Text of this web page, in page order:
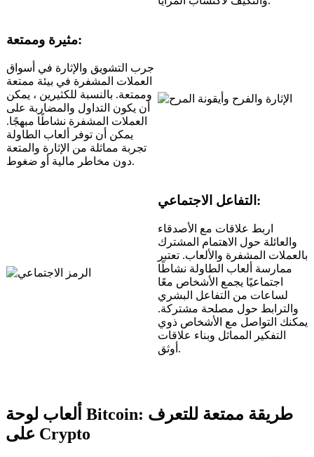
مثيرة وممتعة:
جرب التشويق والإثارة في أسواق
العملات المشفرة في بيئة ممتعة
وممتعة. بالنسبة للكثيرين ، يمكن
أن يكون التداول والمضاربة على
العملات المشفرة نشاطًا مبهجًا.
يمكن أن توفر ألعاب الطاولة
تجربة مماثلة من الإثارة والمتعة
دون مخاطر مالية أو ضغوط.
التفاعل الاجتماعي:
اربط علاقات مع الأصدقاء
والعائلة حول الاهتمام المشترك
بالعملات المشفرة والألعاب. تعتبر
ممارسة ألعاب الطاولة نشاطًا
اجتماعيًا يجمع الأشخاص معًا
لساعات من التفاعل البشري
والترابط حول مصلحة مشتركة.
يمكنك التواصل مع الأشخاص ذوي
التفكير المماثل وبناء علاقات
أوثق.
ألعاب لوحة Bitcoin: طريقة ممتعة للتعرف
على Crypto